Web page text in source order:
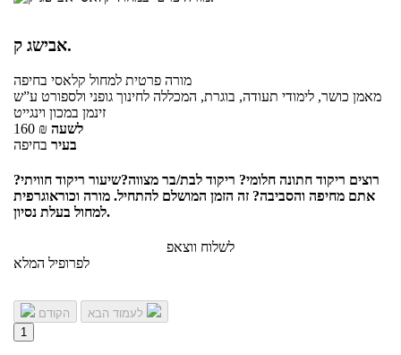
אבישג ק.
מורה פרטית למחול קלאסי בחיפה
מאמן כושר, לימודי תעודה, בוגרת, המכללה לחינוך גופני ולספורט ע”ש
זינמן במכון וינגייט
160 ₪ לשעה
בעיר בחיפה
רוצים ריקוד חתונה חלומי? ריקוד לבת/בר מצווה?שיעור ריקוד חוויתי?
אתם מחיפה והסביבה? זה הזמן המושלם להתחיל. מורה וכוראוגרפית
למחול בעלת נסיון.
לשלוח ווצאפ
לפרופיל המלא
הקודם
1